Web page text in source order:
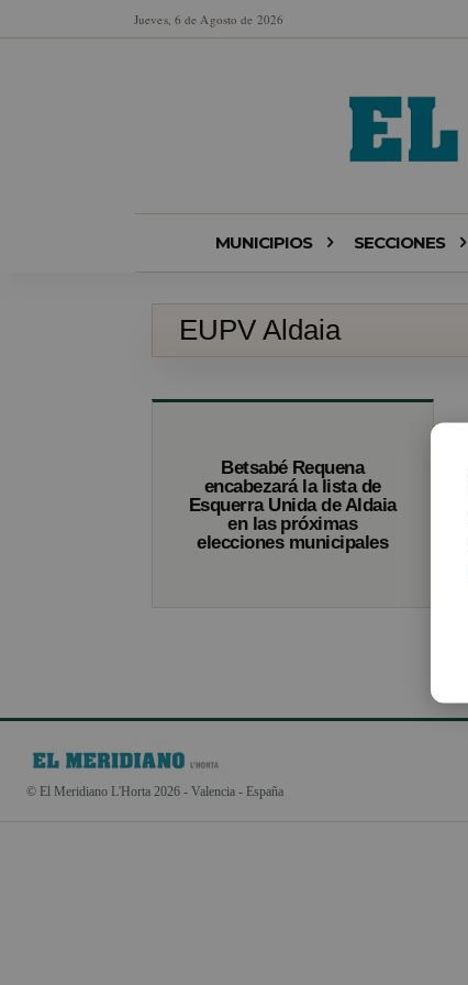
Jueves, 6 de Agosto de 2026
MUNICIPIOS SECCIONES
EUPV Aldaia
Betsabé Requena
encabezará la lista de
Esquerra Unida de Aldaia
en las próximas
elecciones municipales
© El Meridiano L'Horta 2026 - Valencia - España